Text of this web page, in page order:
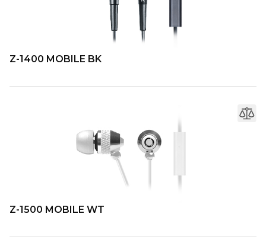
Z-1400 MOBILE BK
Z-1500 MOBILE WT